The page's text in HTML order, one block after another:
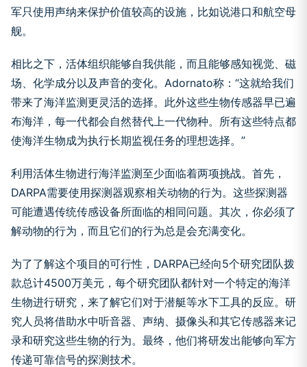
军只使用声纳来保护价值较高的设施，比如说港口和航空母
舰。
相比之下，活体组织能够自我供能，而且能够感知视觉、磁
场、化学成分以及声音的变化。Adornato称：“这就给我们
带来了海洋监测更灵活的选择。此外这些生物传感器早已遍
布海洋，每一代都会自然替代上一代物种。所有这些特点都
使海洋生物成为执行长期监视任务的理想选择。”
利用活体生物进行海洋监测至少面临着两项挑战。首先，
DARPA需要使用探测器观察相关动物的行为。这些探测器
可能遭遇传统传感设备所面临的相同问题。其次，你必须了
解动物的行为，而且它们的行为总是会充满变化。
为了了解这个项目的可行性，DARPA已经向5个研究团队拨
款总计4500万美元，每个研究团队都针对一个特定的海洋
生物进行研究，来了解它们对于潜艇等水下工具的反应。研
究人员将借助水中听音器、声纳、摄像头和其它传感器来记
录和研究这些生物的行为。最终，他们将研发出能够向军方
传递可靠信号的探测技术。